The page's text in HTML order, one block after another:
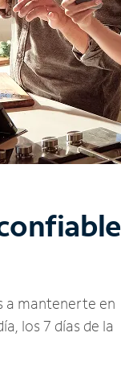
a mantenerte en
los 7 días de la